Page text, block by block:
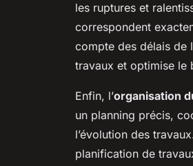
les ruptures et
correspondent
compte des délais de
travaux et optimise le
Enfin, l’organisation
un planning précis,
l’évolution des
planification de